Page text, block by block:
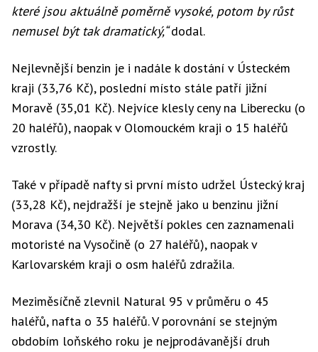
které jsou aktuálně poměrně vysoké, potom by růst
nemusel být tak dramatický,“dodal.
Nejlevnější benzin je i nadále k dostání v Ústeckém
kraji (33,76 Kč), poslední místo stále patří jižní
Moravě (35,01 Kč). Nejvíce klesly ceny na Liberecku (o
20 haléřů), naopak v Olomouckém kraji o 15 haléřů
vzrostly.
Také v případě nafty si první místo udržel Ústecký kraj
(33,28 Kč), nejdražší je stejně jako u benzinu jižní
Morava (34,30 Kč). Největší pokles cen zaznamenali
motoristé na Vysočině (o 27 haléřů), naopak v
Karlovarském kraji o osm haléřů zdražila.
Meziměsíčně zlevnil Natural 95 v průměru o 45
haléřů, nafta o 35 haléřů. V porovnání se stejným
obdobím loňského roku je nejprodávanější druh